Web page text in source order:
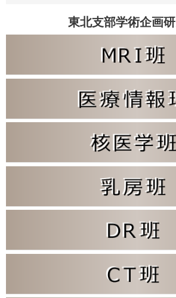
東北支部学術企画